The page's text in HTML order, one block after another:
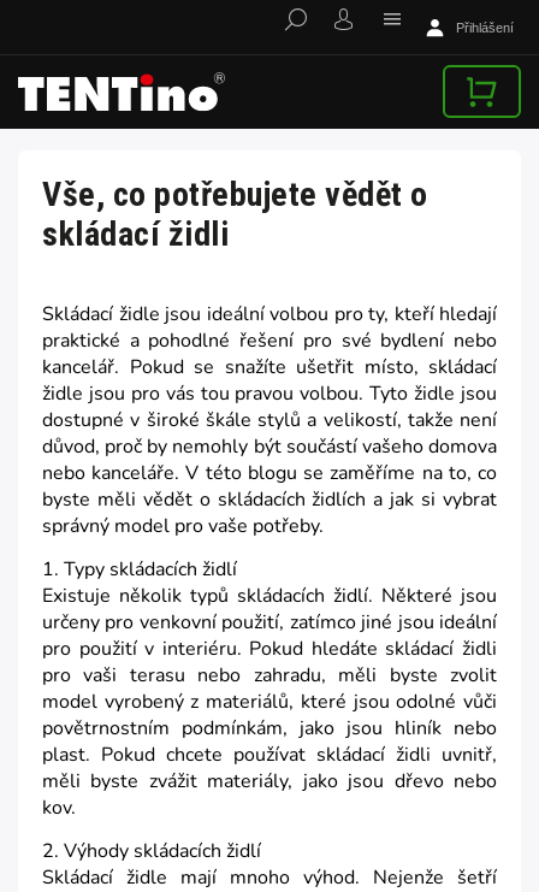
Přihlášení
Vše, co potřebujete vědět o
skládací židli
Skládací židle jsou ideální volbou pro ty, kteří hledají
praktické a pohodlné řešení pro své bydlení nebo
kancelář. Pokud se snažíte ušetřit místo, skládací
židle jsou pro vás tou pravou volbou. Tyto židle jsou
dostupné v široké škále stylů a velikostí, takže není
důvod, proč by nemohly být součástí vašeho domova
nebo kanceláře. V této blogu se zaměříme na to, co
byste měli vědět o skládacích židlích a jak si vybrat
správný model pro vaše potřeby.
1. Typy skládacích židlí
Existuje několik typů skládacích židlí. Některé jsou
určeny pro venkovní použití, zatímco jiné jsou ideální
pro použití v interiéru. Pokud hledáte skládací židli
pro vaši terasu nebo zahradu, měli byste zvolit
model vyrobený z materiálů, které jsou odolné vůči
povětrnostním podmínkám, jako jsou hliník nebo
plast. Pokud chcete používat skládací židli uvnitř,
měli byste zvážit materiály, jako jsou dřevo nebo
kov.
2. Výhody skládacích židlí
Skládací židle mají mnoho výhod. Nejenže šetří